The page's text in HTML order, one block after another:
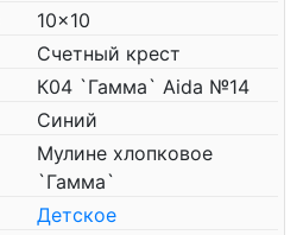
10x10
Счетный крест
К04 `Гамма` Aida №14
Синий
Мулине хлопковое
`Гамма`
Детское